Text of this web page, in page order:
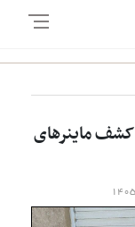
با کشف ماینرهای